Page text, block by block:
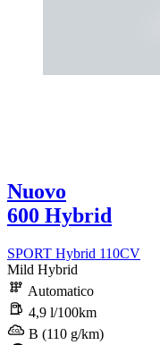
Nuovo
600 Hybrid
SPORT Hybrid 110CV
Mild Hybrid
Automatico
4,9 l/100km
B (110 g/km)